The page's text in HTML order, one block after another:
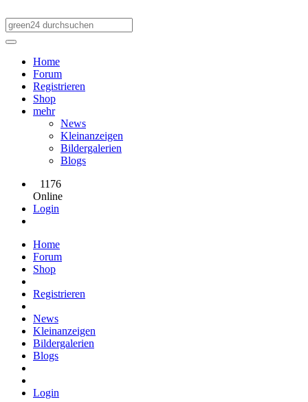
Home
Forum
Registrieren
Shop
mehr
News
Kleinanzeigen
Bildergalerien
Blogs
1176
Online
Login
Home
Forum
Shop
Registrieren
News
Kleinanzeigen
Bildergalerien
Blogs
Login